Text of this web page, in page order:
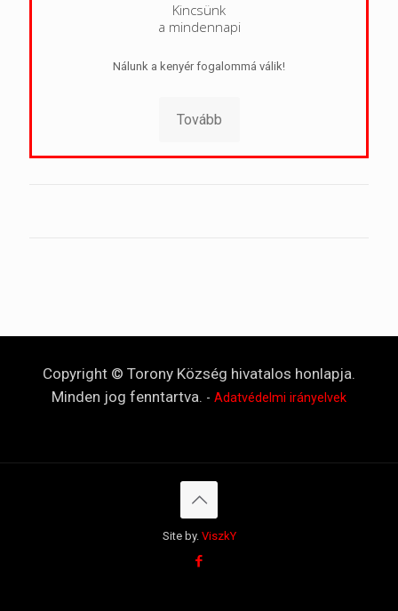
Kincsünk
a mindennapi
Nálunk a kenyér fogalommá válik!
Tovább
Copyright © Torony Község hivatalos honlapja.
Minden jog fenntartva. - Adatvédelmi irányelvek
Site by. ViszkY